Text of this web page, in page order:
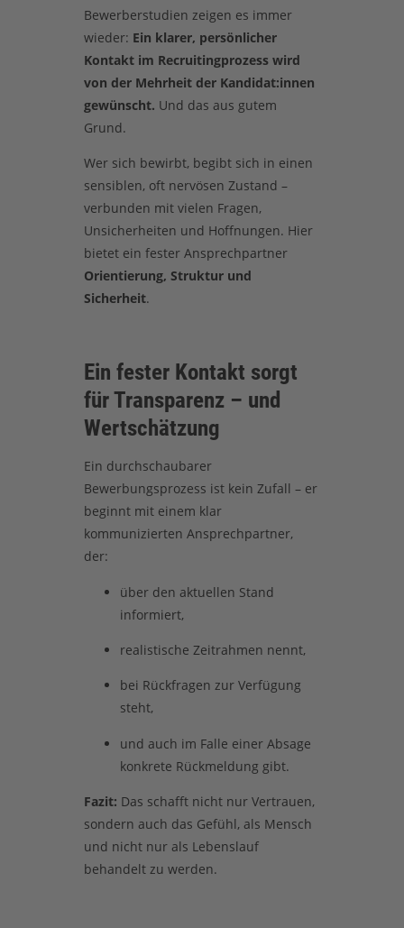
Bewerberstudien zeigen es immer
wieder: Ein klarer, persönlicher
Kontakt im Recruitingprozess wird
von der Mehrheit der Kandidat:innen
gewünscht. Und das aus gutem
Grund.
Wer sich bewirbt, begibt sich in einen
sensiblen, oft nervösen Zustand –
verbunden mit vielen Fragen,
Unsicherheiten und Hoffnungen. Hier
bietet ein fester Ansprechpartner
Orientierung, Struktur und
Sicherheit.
Ein fester Kontakt sorgt
für Transparenz – und
Wertschätzung
Ein durchschaubarer
Bewerbungsprozess ist kein Zufall – er
beginnt mit einem klar
kommunizierten Ansprechpartner,
der:
über den aktuellen Stand
informiert,
realistische Zeitrahmen nennt,
bei Rückfragen zur Verfügung
steht,
und auch im Falle einer Absage
konkrete Rückmeldung gibt.
Fazit: Das schafft nicht nur Vertrauen,
sondern auch das Gefühl, als Mensch
und nicht nur als Lebenslauf
behandelt zu werden.